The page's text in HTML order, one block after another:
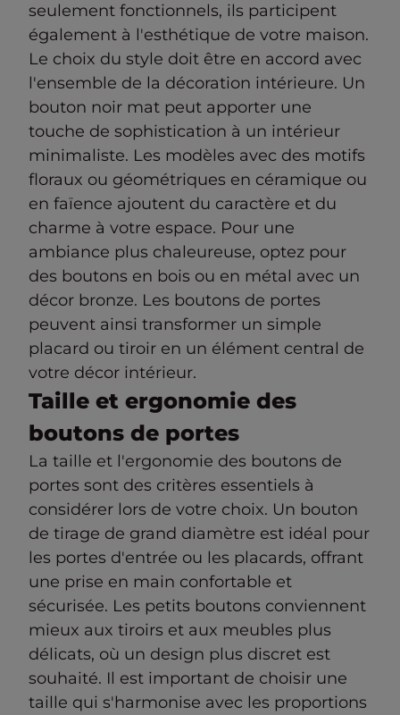
seulement fonctionnels, ils participent
également à l'esthétique de votre maison.
Le choix du style doit être en accord avec
l'ensemble de la décoration intérieure. Un
bouton noir mat peut apporter une
touche de sophistication à un intérieur
minimaliste. Les modèles avec des motifs
floraux ou géométriques en céramique ou
en faïence ajoutent du caractère et du
charme à votre espace. Pour une
ambiance plus chaleureuse, optez pour
des boutons en bois ou en métal avec un
décor bronze. Les boutons de portes
peuvent ainsi transformer un simple
placard ou tiroir en un élément central de
votre décor intérieur.
Taille et ergonomie des
boutons de portes
La taille et l'ergonomie des boutons de
portes sont des critères essentiels à
considérer lors de votre choix. Un bouton
de tirage de grand diamètre est idéal pour
les portes d'entrée ou les placards, offrant
une prise en main confortable et
sécurisée. Les petits boutons conviennent
mieux aux tiroirs et aux meubles plus
délicats, où un design plus discret est
souhaité. Il est important de choisir une
taille qui s'harmonise avec les proportions